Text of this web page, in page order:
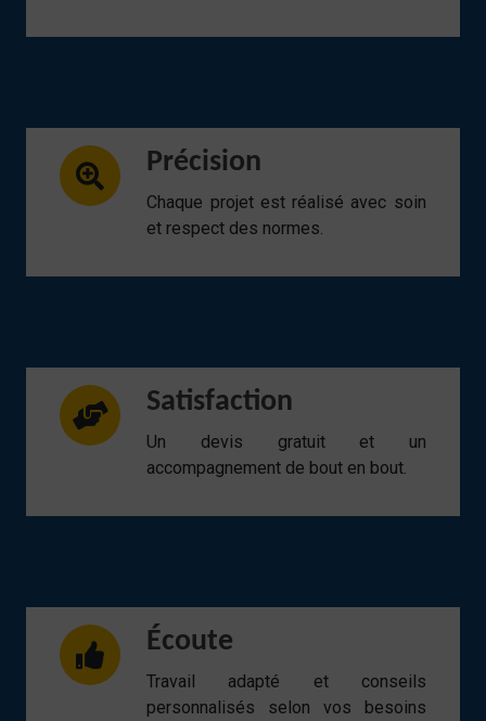
Précision
Chaque projet est réalisé avec soin
et respect des normes.
Satisfaction
Un devis gratuit et un
accompagnement de bout en bout.
Écoute
Travail adapté et conseils
personnalisés selon vos besoins